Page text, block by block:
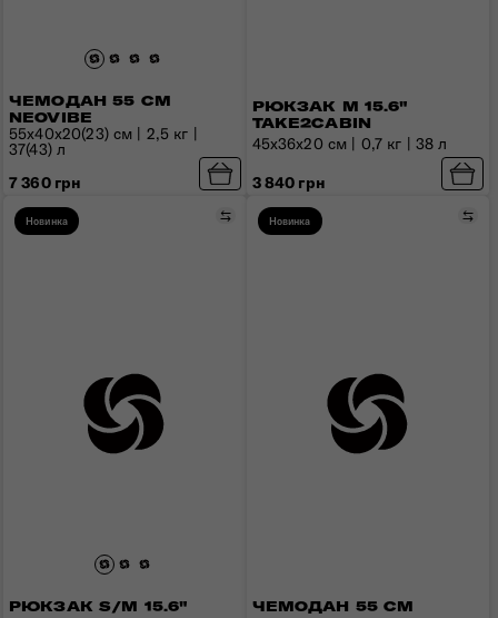
ЧЕМОДАН 55 СМ
NEOVIBE
55x40x20(23) см | 2,5 кг |
37(43) л
7 360 грн
РЮКЗАК M 15.6"
TAKE2CABIN
45x36x20 см | 0,7 кг | 38 л
3 840 грн
Новинка
РЮКЗАК S/M 15.6"
СравнитьНовинка
ЧЕМОДАН 55 СМ